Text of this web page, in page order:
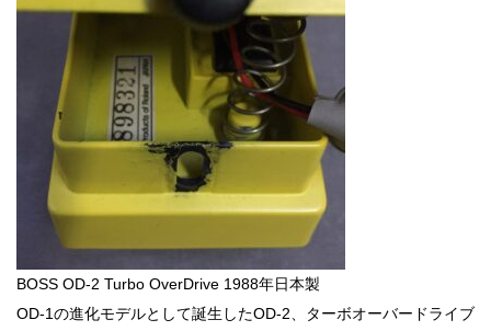
BOSS OD-2 Turbo OverDrive 1988年日本製
OD-1の進化モデルとして誕生したOD-2、ターボオーバードライブ